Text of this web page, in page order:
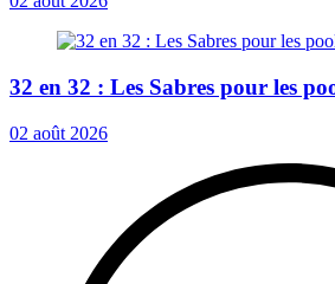
32 en 32 : Les Sabres pour les
02 août 2026